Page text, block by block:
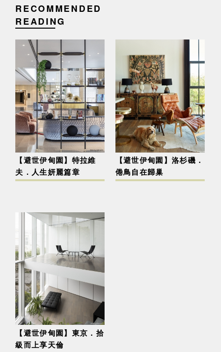
RECOMMENDED
READING
【避世伊甸園】特拉維
夫．人生妍麗篇章
【避世伊甸園】洛杉磯．
倦鳥自在歸巢
【避世伊甸園】東京．拾
級而上享天倫